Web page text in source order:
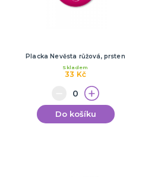
Placka Nevěsta růžová, prsten
33 Kč
Skladem
Do košíku